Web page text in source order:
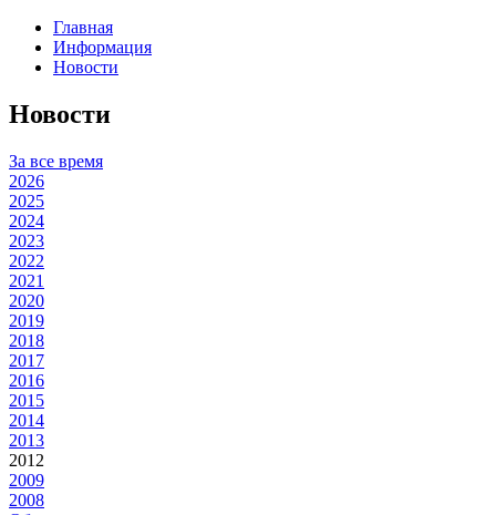
Главная
Информация
Новости
Новости
За все время
2026
2025
2024
2023
2022
2021
2020
2019
2018
2017
2016
2015
2014
2013
2012
2009
2008